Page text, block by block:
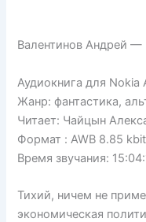
Валентинов Андрей
Аудиокнига для Nokia
Жанр: фантастика,
Читает: Чайцын
Формат : AWB 8.85
Время звучания:
Тихий, ничем не
экономическая